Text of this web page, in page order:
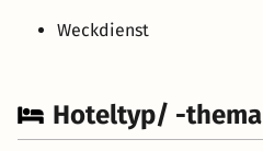
Weckdienst
Hoteltyp/ -thema